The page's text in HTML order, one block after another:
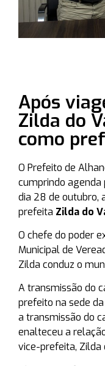
Após
Zilda do
como
O Prefeito de
cumprindo agenda
dia 28 de outubro,
prefeita Zilda do
O chefe do poder
Municipal de
Zilda conduz o
A transmissão do
prefeito na sede
a transmissão do
enalteceu a
vice-prefeita, Zilda